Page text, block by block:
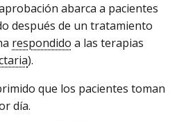
abarca a pacientes
después de un tratamiento
respondido a las terapias
).
que los pacientes toman
día.